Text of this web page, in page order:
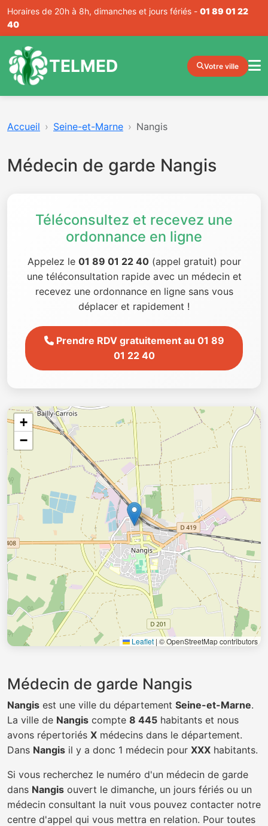
Horaires de 20h à 8h, dimanches et jours fériés - 01 89 01 22
40
TELMED Votre ville
Accueil Seine-et-Marne Nangis
Médecin de garde Nangis
Téléconsultez et recevez une
ordonnance en ligne
Appelez le 01 89 01 22 40(appel gratuit) pour
une téléconsultation rapide avec un médecin et
recevez une ordonnance en ligne sans vous
déplacer et rapidement !
Prendre RDV gratuitement au 01 89
01 22 40
+
−
Leaflet | © OpenStreetMap contributors
Médecin de garde Nangis
Nangis est une ville du département Seine-et-Marne.
La ville de Nangis compte 8 445 habitants et nous
avons répertoriés X médecins dans le département.
Dans Nangis il y a donc 1 médecin pour XXX habitants.
Si vous recherchez le numéro d'un médecin de garde
dans Nangis ouvert le dimanche, un jours fériés ou un
médecin consultant la nuit vous pouvez contacter notre
centre d'appel qui vous mettra en relation. Pour toutes